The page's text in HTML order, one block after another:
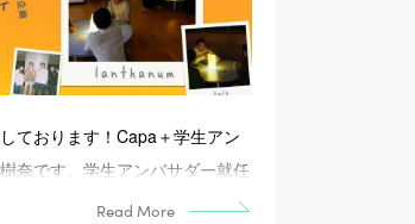
ております！Capa＋学生アン
奈です。学生アンバサダー就任
Read More